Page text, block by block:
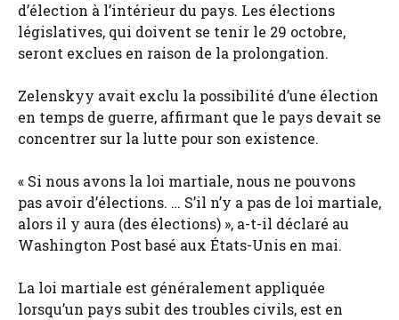
d’élection à l’intérieur du pays. Les élections
législatives, qui doivent se tenir le 29 octobre,
seront exclues en raison de la prolongation.
Zelenskyy avait exclu la possibilité d’une élection
en temps de guerre, affirmant que le pays devait se
concentrer sur la lutte pour son existence.
« Si nous avons la loi martiale, nous ne pouvons
pas avoir d’élections. … S’il n’y a pas de loi martiale,
alors il y aura (des élections) », a-t-il déclaré au
Washington Post basé aux États-Unis en mai.
La loi martiale est généralement appliquée
lorsqu’un pays subit des troubles civils, est en